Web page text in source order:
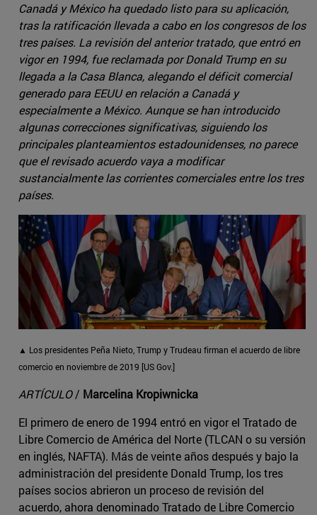
Canadá y México ha quedado listo para su aplicación,
tras la ratificación llevada a cabo en los congresos de los
tres países. La revisión del anterior tratado, que entró en
vigor en 1994, fue reclamada por Donald Trump en su
llegada a la Casa Blanca, alegando el déficit comercial
generado para EEUU en relación a Canadá y
especialmente a México. Aunque se han introducido
algunas correcciones significativas, siguiendo los
principales planteamientos estadounidenses, no parece
que el revisado acuerdo vaya a modificar
sustancialmente las corrientes comerciales entre los tres
países.
▲ Los presidentes Peña Nieto, Trump y Trudeau firman el acuerdo de libre
comercio en noviembre de 2019 [US Gov.]
ARTÍCULO/ Marcelina Kropiwnicka
El primero de enero de 1994 entró en vigor el Tratado de
Libre Comercio de América del Norte (TLCAN o su versión
en inglés, NAFTA). Más de veinte años después y bajo la
administración del presidente Donald Trump, los tres
países socios abrieron un proceso de revisión del
acuerdo, ahora denominado Tratado de Libre Comercio